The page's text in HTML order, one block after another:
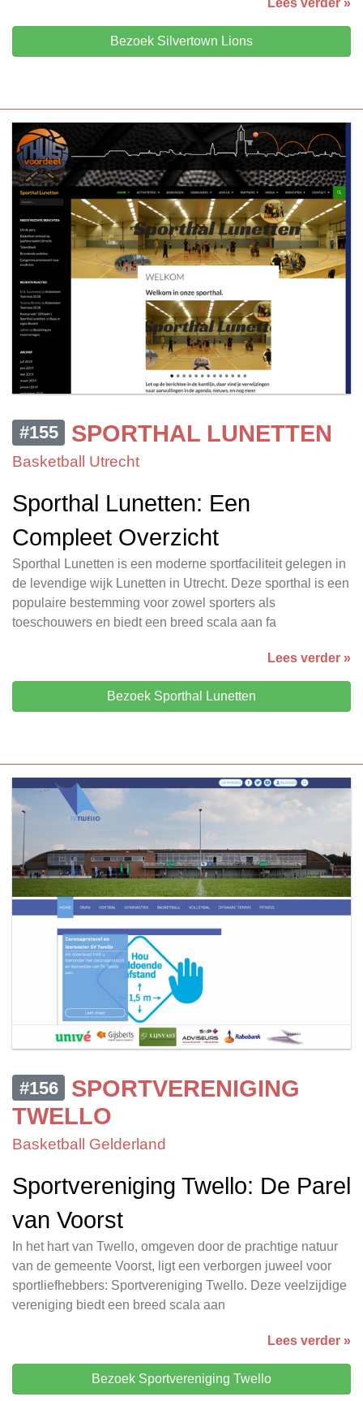
Bezoek Silvertown Lions
#155 SPORTHAL LUNETTEN
Basketball Utrecht
Sporthal Lunetten: Een
Compleet Overzicht
Sporthal Lunetten is een moderne sportfaciliteit gelegen in
de levendige wijk Lunetten in Utrecht. Deze sporthal is een
populaire bestemming voor zowel sporters als
toeschouwers en biedt een breed scala aan fa
Lees verder »
Bezoek Sporthal Lunetten
#156
SPORTVERENIGING
TWELLO
Basketball Gelderland
Sportvereniging Twello: De Parel
van Voorst
In het hart van Twello, omgeven door de prachtige natuur
van de gemeente Voorst, ligt een verborgen juweel voor
sportliefhebbers: Sportvereniging Twello. Deze veelzijdige
vereniging biedt een breed scala aan
Lees verder »
Bezoek Sportvereniging Twello